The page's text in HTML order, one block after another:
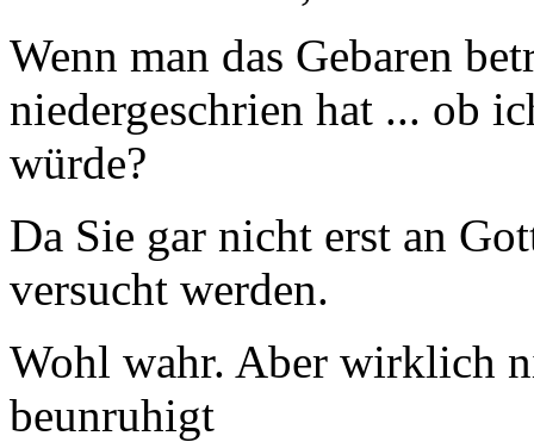
Wenn man das Gebaren
niedergeschrien hat ... ob
würde?
Da Sie gar nicht erst an
versucht werden.
Wohl wahr. Aber wirklich
beunruhigt